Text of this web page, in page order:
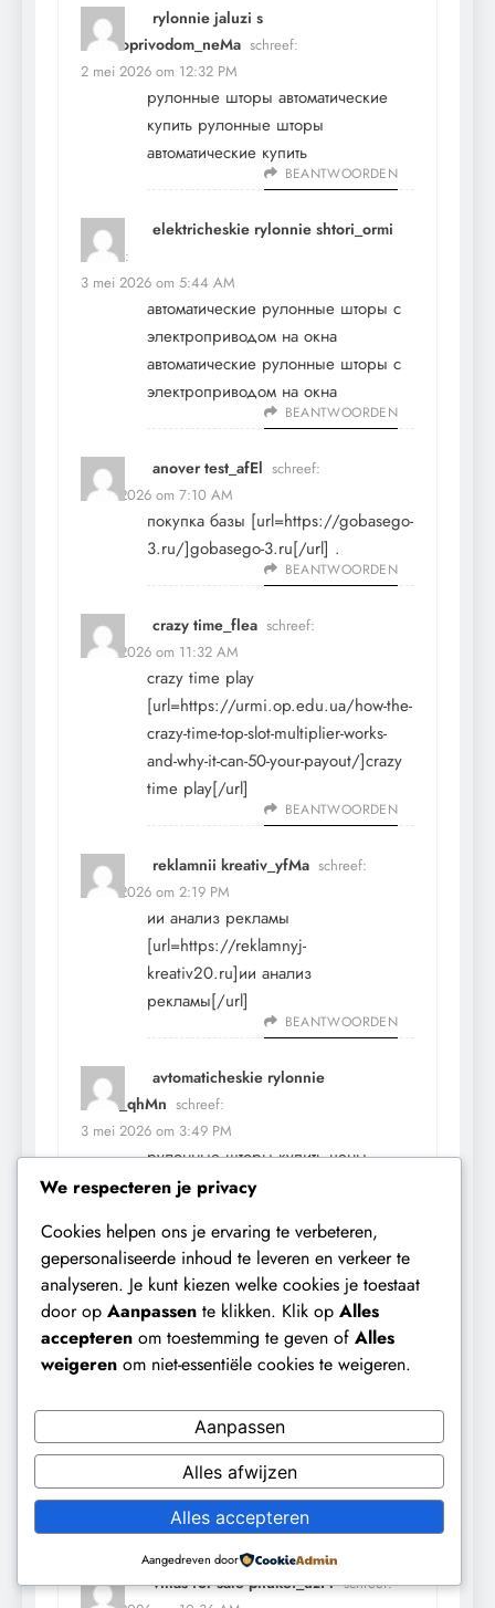
rylonnie jaluzi s
elektroprivodom_neMa schreef:
2 mei 2026 om 12:32 PM
рулонные шторы автоматические
купить рулонные шторы
автоматические купить
BEANTWOORDEN
elektricheskie rylonnie shtori_ormi
schreef:
3 mei 2026 om 5:44 AM
автоматические рулонные шторы с
электроприводом на окна
автоматические рулонные шторы с
электроприводом на окна
BEANTWOORDEN
anover test_afEl schreef:
3 mei 2026 om 7:10 AM
покупка базы [url=https://gobasego-
3.ru/]gobasego-3.ru[/url] .
BEANTWOORDEN
crazy time_flea schreef:
3 mei 2026 om 11:32 AM
crazy time play
[url=https://urmi.op.edu.ua/how-the-
crazy-time-top-slot-multiplier-works-
and-why-it-can-50-your-payout/]crazy
time play[/url]
BEANTWOORDEN
reklamnii kreativ_yfMa schreef:
3 mei 2026 om 2:19 PM
ии анализ рекламы
[url=https://reklamnyj-
kreativ20.ru]ии анализ
рекламы[/url]
BEANTWOORDEN
avtomaticheskie rylonnie
shtori_qhMn schreef:
3 mei 2026 om 3:49 PM
рулонные шторы купить цены
[url=https://avtomaticheskie-rulonnye-
rulonnye-shtory5.ru[/url]
BEANTWOORDEN
Vivod iz zapoya v stacionare_hikl
schreef:
6 mei 2026 om 12:00 AM
[url=https://vyvod-iz-zapoya-v-
staczionare-nizhnij-novgorod-
16.ru]вывод из запоя в
стационаре[/url]
BEANTWOORDEN
villas for sale phuket_uzPr schreef:
We respecteren je privacy
Cookies helpen ons je ervaring te verbeteren,
gepersonaliseerde inhoud te leveren en verkeer te
analyseren. Je kunt kiezen welke cookies je toestaat
door op Aanpassen te klikken. Klik op Alles
accepteren om toestemming te geven of Alles
weigeren om niet-essentiële cookies te weigeren.
Aanpassen
Alles afwijzen
Alles accepteren
Aangedreven door